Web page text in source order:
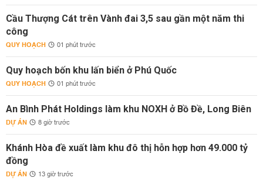
Cầu Thượng Cát trên Vành đai 3,5 sau gần một năm thi
công
QUY HOẠCH 01 phút trước
Quy hoạch bốn khu lấn biển ở Phú Quốc
QUY HOẠCH 01 phút trước
An Bình Phát Holdings làm khu NOXH ở Bồ Đề, Long Biên
DỰ ÁN 8 giờ trước
Khánh Hòa đề xuất làm khu đô thị hỗn hợp hơn 49.000 tỷ
đồng
DỰ ÁN 13 giờ trước